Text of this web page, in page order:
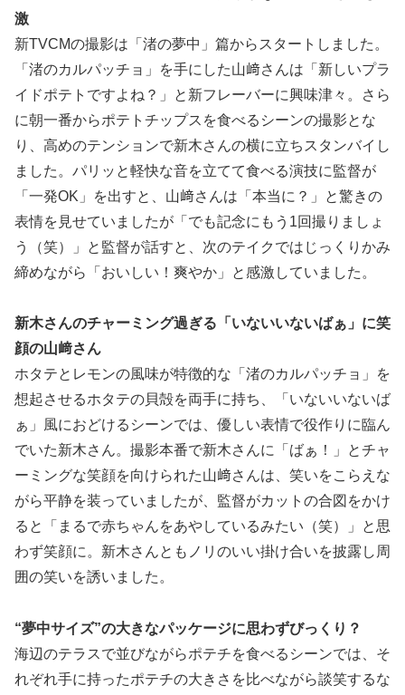
激
新TVCMの撮影は「渚の夢中」篇からスタートしました。
「渚のカルパッチョ」を手にした山﨑さんは「新しいプラ
イドポテトですよね？」と新フレーバーに興味津々。さら
に朝一番からポテトチップスを食べるシーンの撮影とな
り、高めのテンションで新木さんの横に立ちスタンバイし
ました。パリッと軽快な音を立てて食べる演技に監督が
「一発OK」を出すと、山﨑さんは「本当に？」と驚きの
表情を見せていましたが「でも記念にもう1回撮りましょ
う（笑）」と監督が話すと、次のテイクではじっくりかみ
締めながら「おいしい！爽やか」と感激していました。
新木さんのチャーミング過ぎる「いないいないばぁ」に笑
顔の山﨑さん
ホタテとレモンの風味が特徴的な「渚のカルパッチョ」を
想起させるホタテの貝殻を両手に持ち、「いないいないば
ぁ」風におどけるシーンでは、優しい表情で役作りに臨ん
でいた新木さん。撮影本番で新木さんに「ばぁ！」とチャ
ーミングな笑顔を向けられた山﨑さんは、笑いをこらえな
がら平静を装っていましたが、監督がカットの合図をかけ
ると「まるで赤ちゃんをあやしているみたい（笑）」と思
わず笑顔に。新木さんともノリのいい掛け合いを披露し周
囲の笑いを誘いました。
“夢中サイズ”の大きなパッケージに思わずびっくり？
海辺のテラスで並びながらポテチを食べるシーンでは、そ
れぞれ手に持ったポテチの大きさを比べながら談笑するな